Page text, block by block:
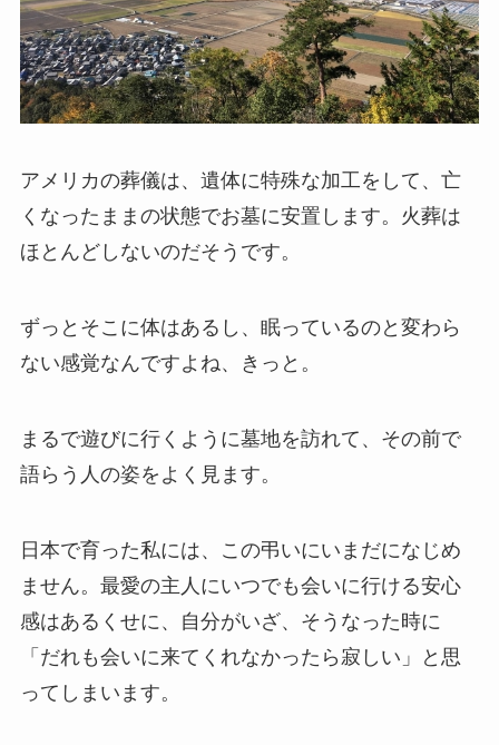
アメリカの葬儀は、遺体に特殊な加工をして、亡
くなったままの状態でお墓に安置します。火葬は
ほとんどしないのだそうです。
ずっとそこに体はあるし、眠っているのと変わら
ない感覚なんですよね、きっと。
まるで遊びに行くように墓地を訪れて、その前で
語らう人の姿をよく見ます。
日本で育った私には、この弔いにいまだになじめ
ません。最愛の主人にいつでも会いに行ける安心
感はあるくせに、自分がいざ、そうなった時に
「だれも会いに来てくれなかったら寂しい」と思
ってしまいます。